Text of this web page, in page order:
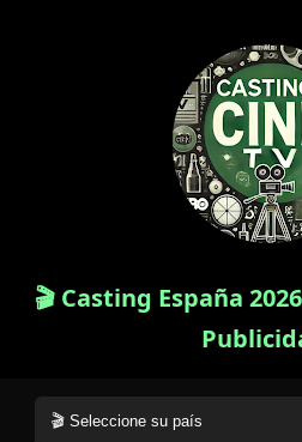
🎬 Casting España